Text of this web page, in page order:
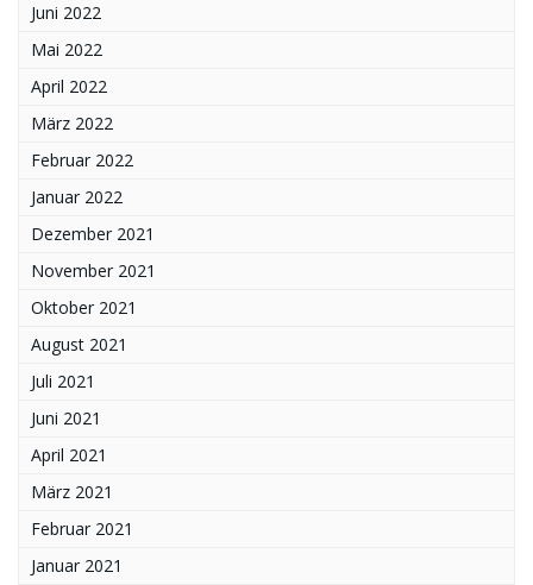
Juni 2022
Mai 2022
April 2022
März 2022
Februar 2022
Januar 2022
Dezember 2021
November 2021
Oktober 2021
August 2021
Juli 2021
Juni 2021
April 2021
März 2021
Februar 2021
Januar 2021